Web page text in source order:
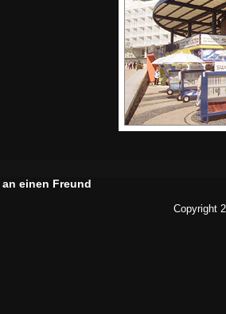
einen Freund
Copyright